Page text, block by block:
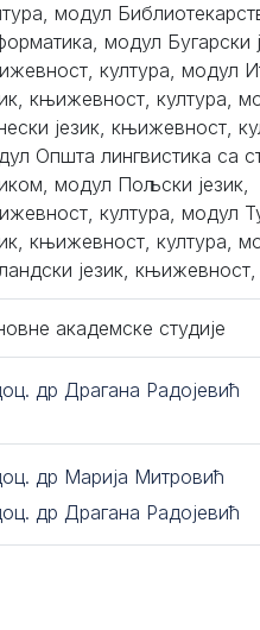
модул
модул Бугарски
култура, модул
књижевност, култура,
језик, књижевност,
Општа лингвистика са
модул Пољски језик,
култура, модул
књижевност, култура,
језик, књижевност,
академске студије
др Драгана Радојевић
др Марија Митровић
др Драгана Радојевић